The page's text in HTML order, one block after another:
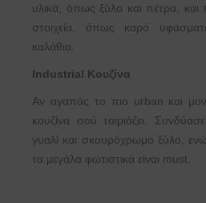
υλικά, όπως ξύλο και πέτρα,
στοιχεία, όπως καρό
καλάθια.
Industrial Κουζίνα
Αν αγαπάς το πιο urban και
κουζίνα σού ταιριάζει.
γυαλί και σκουρόχρωμο ξύλο,
τα μεγάλα φωτιστικά είναι must.